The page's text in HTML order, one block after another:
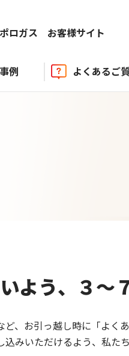
ロガス お客様サイト
例 よくあるご
よう、３～
、お引っ越し時に「よく
みいただけるよう、私た